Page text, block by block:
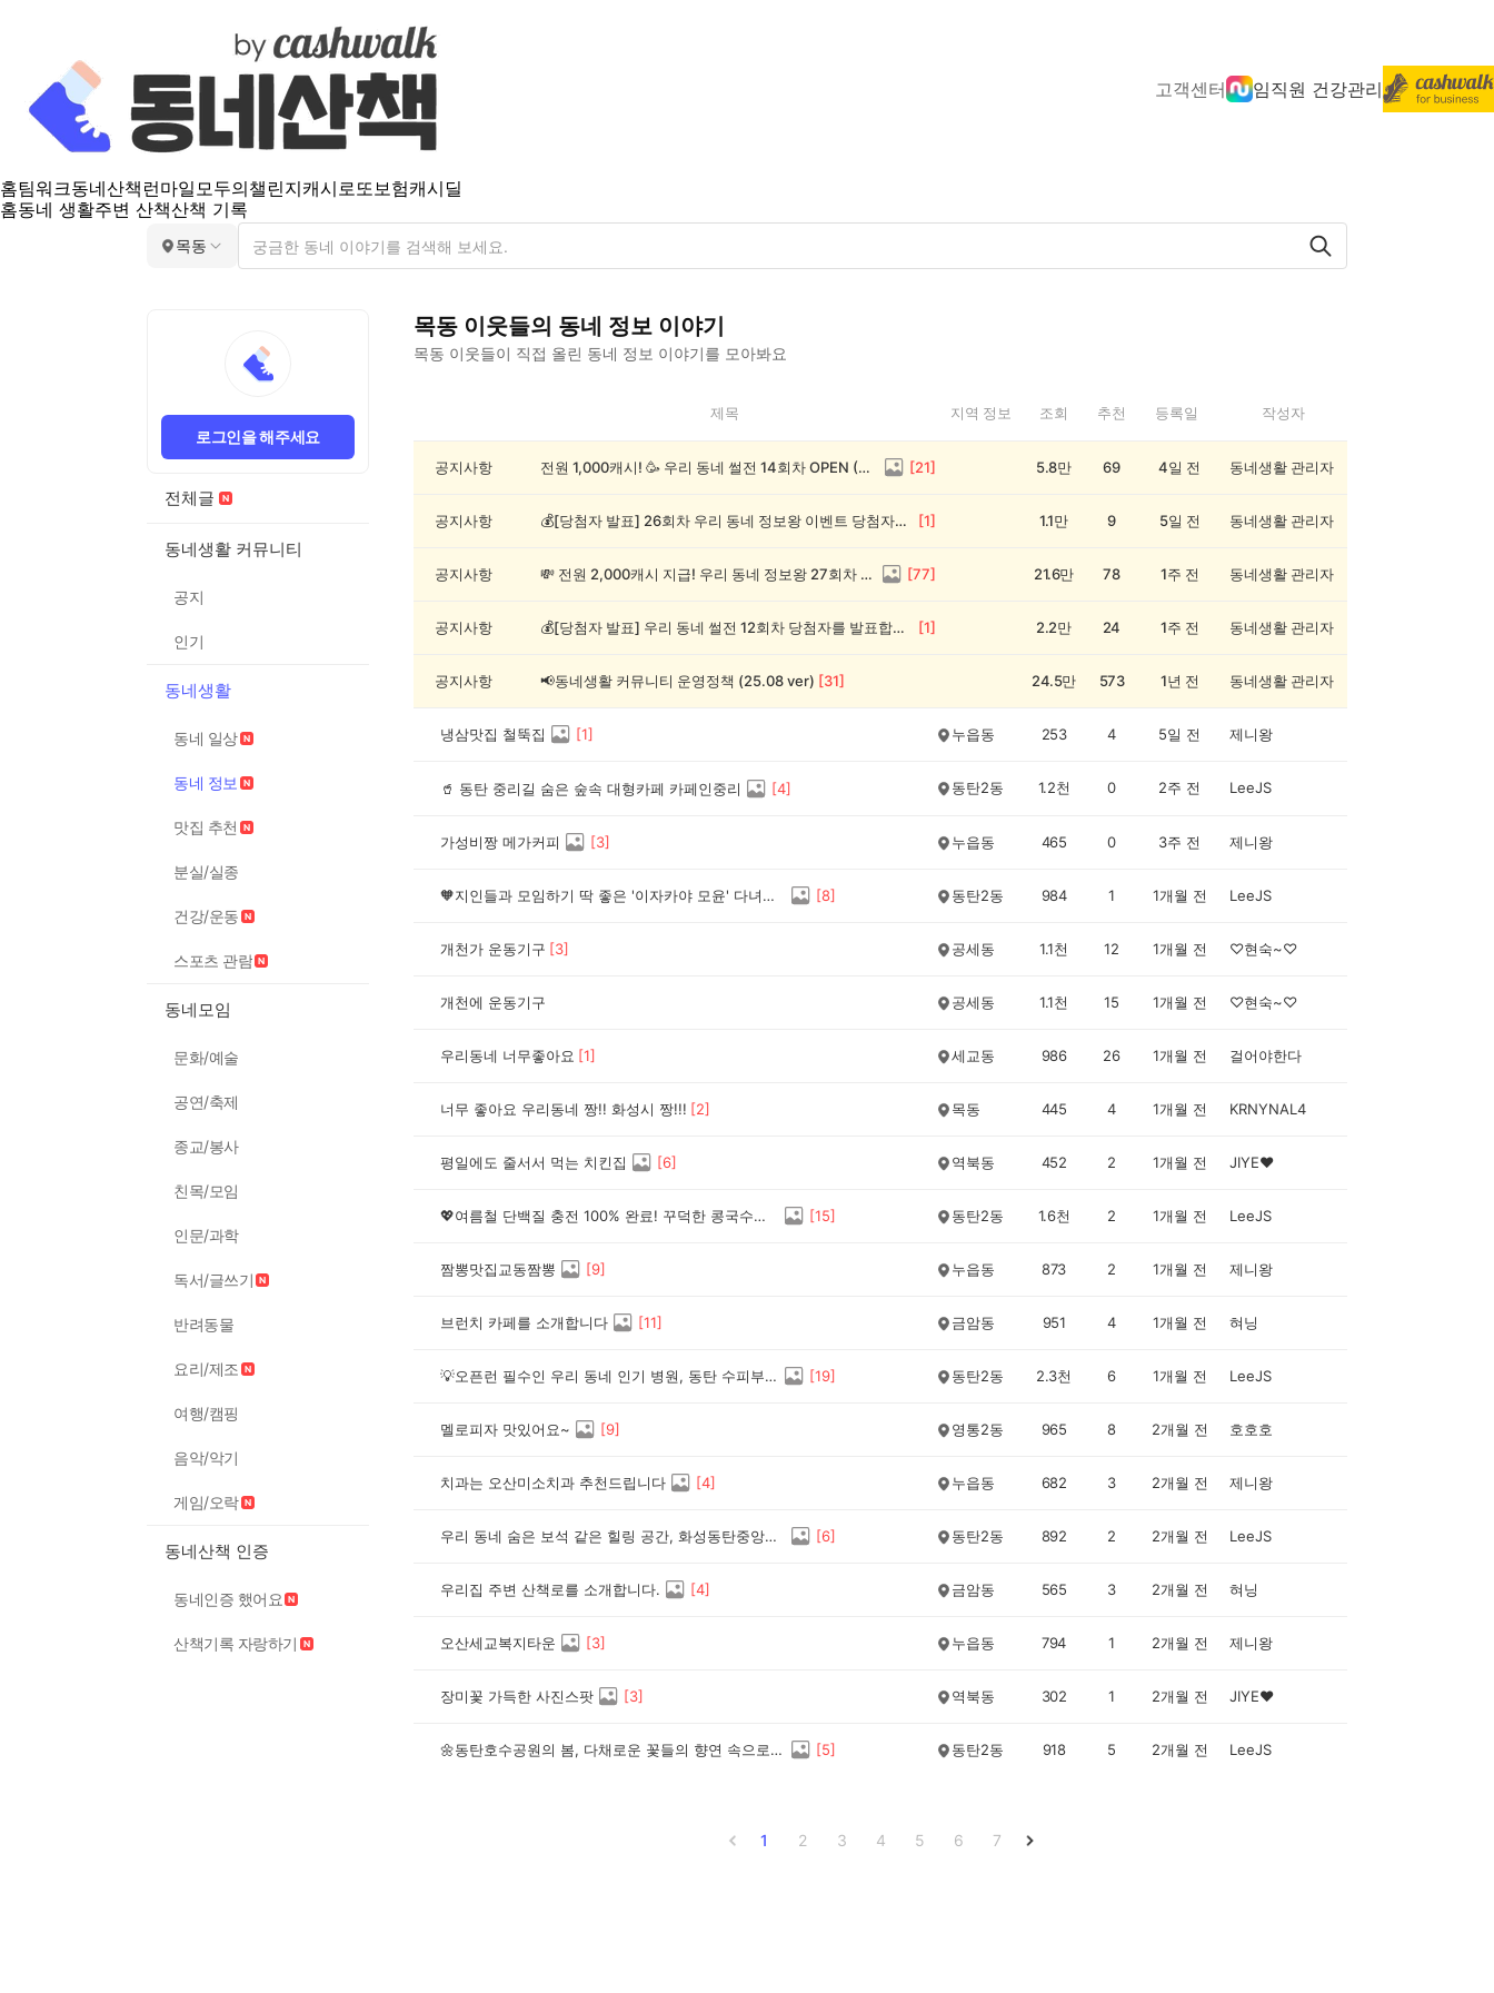
고객센터 임직원 건강관리
홈팀워크동네산책 런마일모두의챌린지캐시로또보험캐시딜
홈동네 생활주변 산책산책 기록
목동
로그인을 해주세요
전체글
동네생활 커뮤니티
공지
인기
동네생활
동네 일상
동네 정보
맛집 추천
분실/실종
건강/운동
스포츠 관람
동네모임
문화/예술
공연/축제
종교/봉사
친목/모임
인문/과학
독서/글쓰기
반려동물
요리/제조
여행/캠핑
음악/악기
게임/오락
동네산책 인증
동네인증 했어요
산책기록 자랑하기
목동 이웃들의 동네 정보 이야기
목동 이웃들이 직접 올린 동네 정보 이야기를 모아봐요
동
제목 지역 정보 조회 추천 등록일 작성자
공지사항 전원 1,000캐시! 🥳 우리 동네 썰전 14회차 OPEN (~8/17) [21] 5.8만 69 4일 전 동네생활 관리자
공지사항 💰[당첨자 발표] 26회차 우리 동네 정보왕 이벤트 당첨자를 발표합니다! [1] 1.1만 9 5일 전 동네생활 관리자
공지사항 💸 전원 2,000캐시 지급! 우리 동네 정보왕 27회차 (~8/10) [77] 21.6만 78 1주 전 동네생활 관리자
공지사항 💰[당첨자 발표] 우리 동네 썰전 12회차 당첨자를 발표합니다! [1] 2.2만 24 1주 전 동네생활 관리자
공지사항 📢동네생활 커뮤니티 운영정책 (25.08 ver) [31] 24.5만 573 1년 전 동네생활 관리자
냉삼맛집 철뚝집 [1] 누읍동 253 4 5일 전 제니왕
🥤 동탄 중리길 숨은 숲속 대형카페 카페인중리 [4] 동탄2동 1.2천 0 2주 전 LeeJS
가성비짱 메가커피 [3] 누읍동 465 0 3주 전 제니왕
🧡지인들과 모임하기 딱 좋은 '이자카야 모윤' 다녀왔어요 [8] 동탄2동 984 1 1개월 전 LeeJS
개천가 운동기구 [3] 공세동 1.1천 12 1개월 전 ♡현숙~♡
개천에 운동기구 공세동 1.1천 15 1개월 전 ♡현숙~♡
우리동네 너무좋아요 [1] 세교동 986 26 1개월 전 걸어야한다
너무 좋아요 우리동네 짱!! 화성시 짱!!! [2] 목동 445 4 1개월 전 KRNYNAL4
평일에도 줄서서 먹는 치킨집 [6] 역북동 452 2 1개월 전 JIYE♥
💖여름철 단백질 충전 100% 완료! 꾸덕한 콩국수와 속 꽉 찬 왕만두의 완벽 조합 '아빠손칼국수' [15] 동탄2동 1.6천 2 1개월 전 LeeJS
짬뽕맛집교동짬뽕 [9] 누읍동 873 2 1개월 전 제니왕
브런치 카페를 소개합니다 [11] 금암동 951 4 1개월 전 혀닝
💡오픈런 필수인 우리 동네 인기 병원, 동탄 수피부과 방문 꿀팁 [19] 동탄2동 2.3천 6 1개월 전 LeeJS
멜로피자 맛있어요~ [9] 영통2동 965 8 2개월 전 호호호
치과는 오산미소치과 추천드립니다 [4] 누읍동 682 3 2개월 전 제니왕
우리 동네 숨은 보석 같은 힐링 공간, 화성동탄중앙도서관 방문 후기 🌿 [6] 동탄2동 892 2 2개월 전 LeeJS
우리집 주변 산책로를 소개합니다. [4] 금암동 565 3 2개월 전 혀닝
오산세교복지타운 [3] 누읍동 794 1 2개월 전 제니왕
장미꽃 가득한 사진스팟 [3] 역북동 302 1 2개월 전 JIYE♥
🌼동탄호수공원의 봄, 다채로운 꽃들의 향연 속으로 떠나는 완벽한 힐링 산책 답사기 [5] 동탄2동 918 5 2개월 전 LeeJS
1 2 3 4 5 6 7